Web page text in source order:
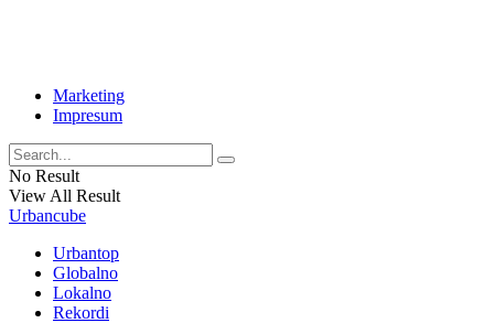
Marketing
Impresum
No Result
View All Result
Urbancube
Urbantop
Globalno
Lokalno
Rekordi